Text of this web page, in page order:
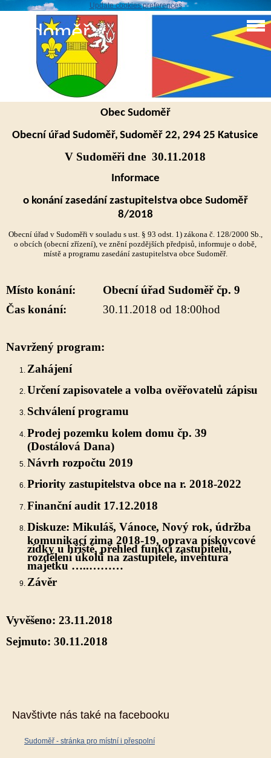
Update cookies preferences
Sudoměř
Zastupitelstvo obce Sudoměř 8/2018
Zastupitelstvo obce Sudoměř 8. 2018
Obec Sudoměř
Obecní úřad Sudoměř, Sudoměř 22, 294 25 Katusice
V Sudoměři dne 30.11.2018
Informace
o konání zasedání zastupitelstva obce Sudoměř
8/2018
Obecní úřad v Sudoměři v souladu s ust. § 93 odst. 1) zákona č. 128/2000 Sb.,
o obcích (obecní zřízení), ve znění pozdějších předpisů, informuje o době,
místě a programu zasedání zastupitelstva obce Sudoměř.
Místo konání: Obecní úřad Sudoměř čp. 9
Čas konání: 30.11.2018 od 18:00hod
Navržený program:
Zahájení
Určení zapisovatele a volba ověřovatelů zápisu
Schválení programu
Prodej pozemku kolem domu čp. 39
(Dostálová Dana)
Návrh rozpočtu 2019
Priority zastupitelstva obce na r. 2018-2022
Finanční audit 17.12.2018
Diskuze: Mikuláš, Vánoce, Nový rok, údržba
komunikací zima 2018-19, oprava pískovcové
zídky u hřiště, přehled funkcí zastupitelů,
rozdělení úkolů na zastupitele, inventura
majetku …..………
Závěr
Vyvěšeno: 23.11.2018
Sejmuto: 30.11.2018
Navštivte nás také na facebooku
Sudoměř - stránka pro místní i přespolní